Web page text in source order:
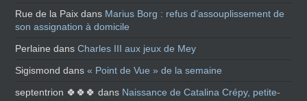
Rue de la Paix dans Marius Borg : refus d’assouplissement de
son assignation à domicile
Perlaine dansCharles III aux jeux de Mey
Sigismond dans« Point de Vue » de la semaine
septentrion 🍀🍀🍀 dans Naissance de Catalina Crépy, petite-